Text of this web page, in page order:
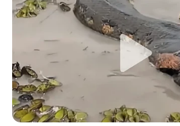
para produzir lindas guirlandas
,
enfeites para mesa de jantar e
decorar outros cantinhos da casa.
Dentre as possibilidades de
pode decorar as cascas dos ovos
tecido, entre outras opções. Veja